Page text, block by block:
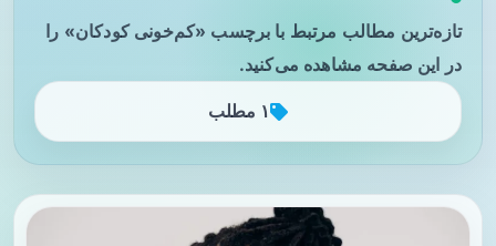
تازه‌ترین مطالب مرتبط با برچسب «کم‌خونی کودکان» را
در این صفحه مشاهده می‌کنید.
۱ مطلب